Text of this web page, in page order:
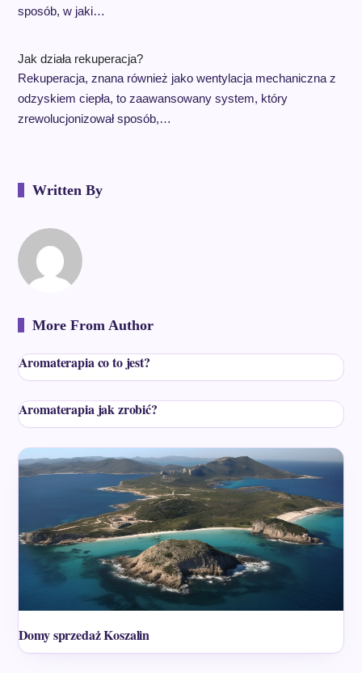
sposób, w jaki…
Jak działa rekuperacja?
Rekuperacja, znana również jako wentylacja mechaniczna z
odzyskiem ciepła, to zaawansowany system, który
zrewolucjonizował sposób,…
Written By
More From Author
Aromaterapia co to jest?
Aromaterapia jak zrobić?
Domy sprzedaż Koszalin